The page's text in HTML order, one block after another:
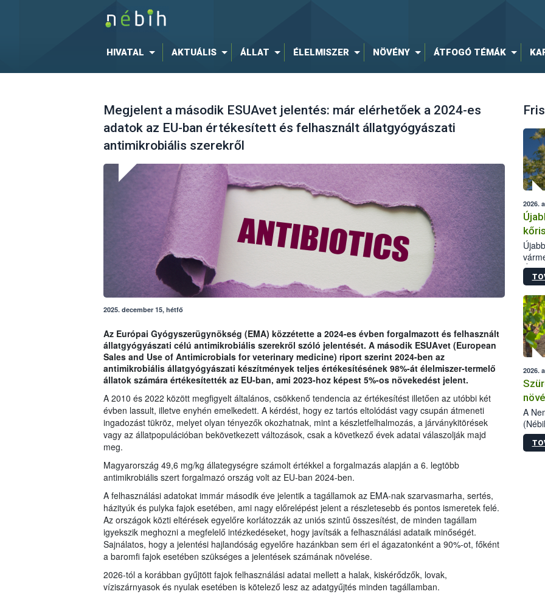
HIVATAL AKTUÁLIS ÁLLAT ÉLELMISZER NÖVÉNY ÁTFOGÓ TÉMÁK
Megjelent a második ESUAvet jelentés: már elérhetőek a 2024-es
adatok az EU-ban értékesített és felhasznált állatgyógyászati
antimikrobiális szerekről
2025. december 15, hétfő
Az Európai Gyógyszerügynökség (EMA) közzétette a 2024-es évben forgalmazott és felhasznált
állatgyógyászati célú antimikrobiális szerekről szóló jelentését. A második ESUAvet (European
Sales and Use of Antimicrobials for veterinary medicine) riport szerint 2024-ben az
antimikrobiális állatgyógyászati készítmények teljes értékesítésének 98%-át élelmiszer-termelő
állatok számára értékesítették az EU-ban, ami 2023-hoz képest 5%-os növekedést jelent.
A 2010 és 2022 között megfigyelt általános, csökkenő tendencia az értékesítést illetően az utóbbi két
évben lassult, illetve enyhén emelkedett. A kérdést, hogy ez tartós eltolódást vagy csupán átmeneti
ingadozást tükröz, melyet olyan tényezők okozhatnak, mint a készletfelhalmozás, a járványkitörések
vagy az állatpopulációban bekövetkezett változások, csak a következő évek adatai válaszolják majd
meg.
Magyarország 49,6 mg/kg állategységre számolt értékkel a forgalmazás alapján a 6. legtöbb
antimikrobiális szert forgalmazó ország volt az EU-ban 2024-ben.
A felhasználási adatokat immár második éve jelentik a tagállamok az EMA-nak szarvasmarha, sertés,
házityúk és pulyka fajok esetében, ami nagy előrelépést jelent a részletesebb és pontos ismeretek felé.
Az országok közti eltérések egyelőre korlátozzák az uniós szintű összesítést, de minden tagállam
igyekszik meghozni a megfelelő intézkedéseket, hogy javítsák a felhasználási adataik minőségét.
Sajnálatos, hogy a jelentési hajlandóság egyelőre hazánkban sem éri el ágazatonként a 90%-ot, főként
a baromfi fajok esetében szükséges a jelentések számának növelése.
2026-tól a korábban gyűjtött fajok felhasználási adatai mellett a halak, kiskérődzők, lovak,
víziszárnyasok és nyulak esetében is kötelező lesz az adatgyűjtés minden tagállamban.
2026.
2026.
A